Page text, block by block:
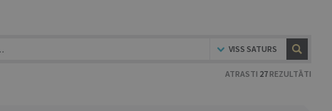
VISS SATURS
ATRASTI 27 REZULTĀTI